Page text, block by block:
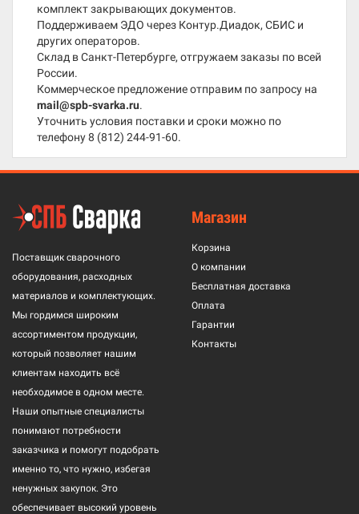
комплект закрывающих документов.
Поддерживаем ЭДО через Контур.Диадок, СБИС и
других операторов.
Склад в Санкт-Петербурге, отгружаем заказы по всей
России.
Коммерческое предложение отправим по запросу на
mail@spb-svarka.ru.
Уточнить условия поставки и сроки можно по
телефону8 (812) 244-91-60.
Поставщик сварочного
оборудования, расходных
материалов и комплектующих.
Мы гордимся широким
ассортиментом продукции,
который позволяет нашим
клиентам находить всё
необходимое в одном месте.
Наши опытные специалисты
понимают потребности
заказчика и помогут подобрать
именно то, что нужно, избегая
ненужных закупок. Это
обеспечивает высокий уровень
Магазин
Корзина
О компании
Бесплатная доставка
Оплата
Гарантии
Контакты